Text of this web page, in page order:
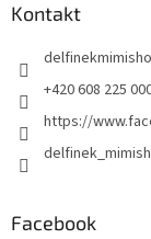
Kontakt
+420 608 225
https://
Facebook